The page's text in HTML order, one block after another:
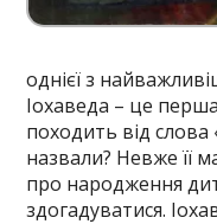
однієї з
Іохаведа – це перша
походить від слова
назвали? Невже її
про народження
здогадуватися.